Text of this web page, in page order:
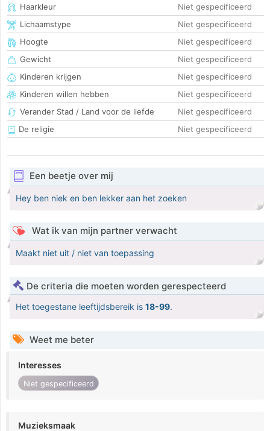
Haarkleur
Niet gespecificeerd
Lichaamstype
Niet gespecificeerd
Hoogte
Niet gespecificeerd
Gewicht
Niet gespecificeerd
Kinderen krijgen
Niet gespecificeerd
Kinderen willen hebben
Niet gespecificeerd
Verander Stad / Land voor de liefde
Niet gespecificeerd
De religie
Niet gespecificeerd
Een beetje over mij
Hey ben niek en ben lekker aan het zoeken
Wat ik van mijn partner verwacht
Maakt niet uit / niet van toepassing
De criteria die moeten worden gerespecteerd
Het toegestane leeftijdsbereik is 18-99.
Weet me beter
Interesses
Niet gespecificeerd
Muzieksmaak